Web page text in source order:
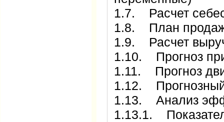
1.7. Расчет
1.8. План
1.9. Расчет
1.10. Прогноз
1.11. Прогноз
1.12.
1.13. Анализ
1.13.1.